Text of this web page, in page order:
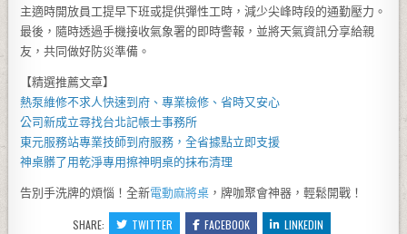
主適時開放員工提早下班或提供彈性工時，減少尖峰時段的通勤壓力。
最後，隨時透過手機接收氣象署的即時警報，並將天氣資訊分享給親
友，共同做好防災準備。
【精選推薦文章】
熱泵維修不求人快速到府、專業檢修、省時又安心
公司新成立尋找台北記帳士事務所
東元服務站專業技師到府服務，全省據點立即支援
神桌髒了用乾淨專用擦神明桌的抹布清理
告別手洗牌的煩惱！全新電動麻將桌 ，牌咖聚會神器，輕鬆開戰！
SHARE: TWITTER FACEBOOK LINKEDIN